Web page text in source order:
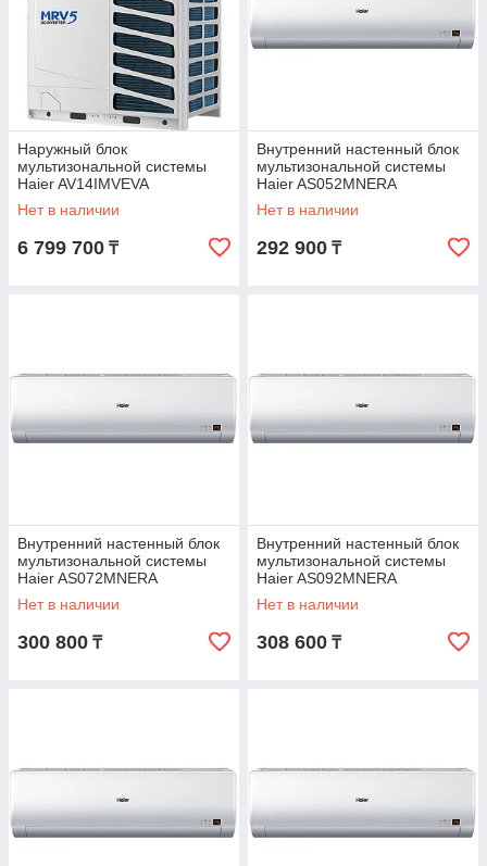
Наружный блок
мультизональной системы
Haier AV14IMVEVA
Нет в наличии
6 799 700 ₸
Внутренний настенный блок
мультизональной системы
Haier AS052MNERA
Нет в наличии
292 900 ₸
Внутренний настенный блок
мультизональной системы
Haier AS072MNERA
Нет в наличии
300 800 ₸
Внутренний настенный блок
мультизональной системы
Haier AS092MNERA
Нет в наличии
308 600 ₸